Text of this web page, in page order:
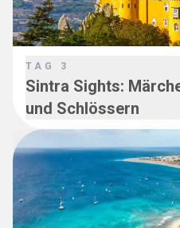
TAG 3
Sintra Sights:
und Schlössern